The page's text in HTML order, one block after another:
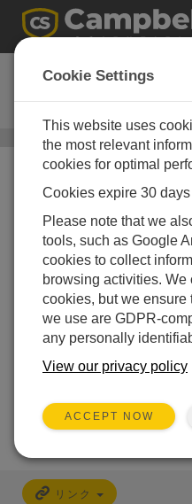
EasyFlux PC
渦相関 後処理用PCソフ
アプリケーション固有のソフ
完全に補
ッ
CO2、潜熱、顕
れたフラック
ュータ
リンク
Cookie Settings
This website uses
the most relevant
cookies for optimal
Cookies expire 30
Please note that we
tools, such as Google
cookies to collect
browsing activities.
cookies, but we ensure
we use are GDPR-
any personally
View our privacy policy
ACCEPT NOW